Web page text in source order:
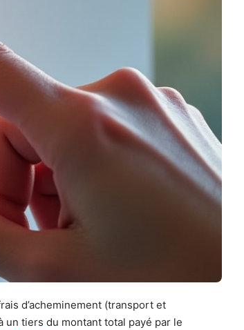
d’acheminement (transport et
un tiers du montant total payé par le